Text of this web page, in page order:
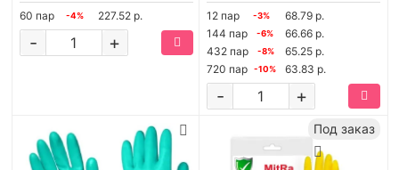
60 пар
-4% 227.52 р.
+
-
12 пар
-3%
68.79 р.
144 пар
-6%
66.66 р.
432 пар
-8%
65.25 р.
720 пар
-10% 63.83 р.
+
-
Под заказ